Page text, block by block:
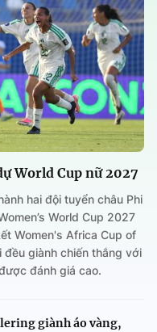
World Cup nữ 2027
hai đội tuyển châu Phi
World Cup 2027
Women's Africa Cup of
đều giành chiến thắng với
đánh giá cao.
giành áo vàng,